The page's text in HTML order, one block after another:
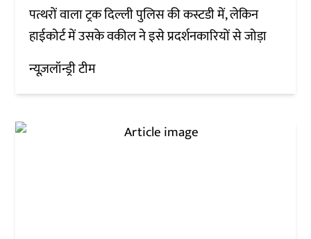
पत्थरों वाला ट्रक दिल्ली पुलिस की कस्टडी में, लेकिन
हाईकोर्ट में उसके वकील ने इसे प्रदर्शनकारियों से जोड़ा
न्यूज़लॉन्ड्री टीम